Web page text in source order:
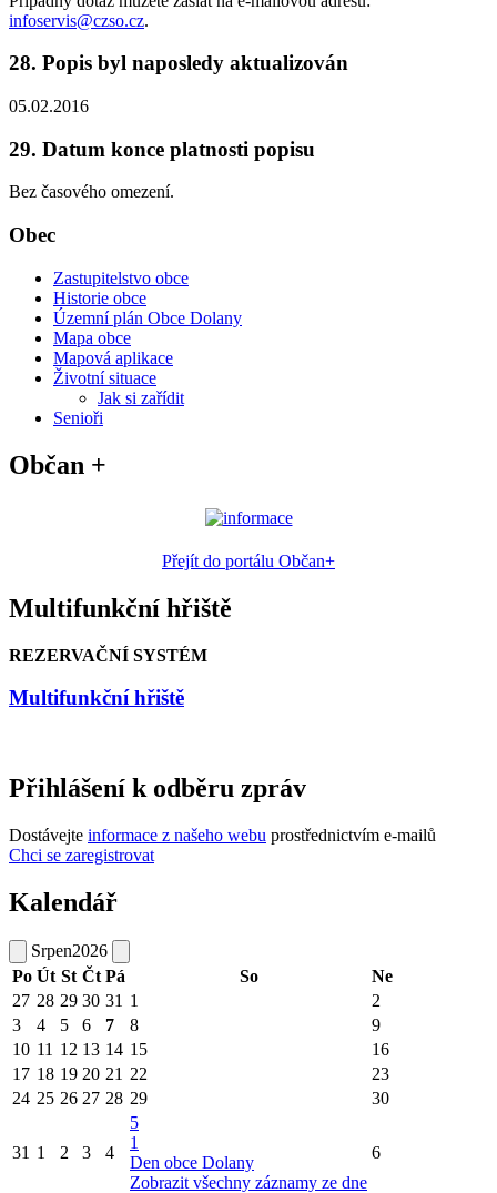
infoservis@czso.cz.
28. Popis byl naposledy aktualizován
05.02.2016
29. Datum konce platnosti popisu
Bez časového omezení.
Obec
Zastupitelstvo obce
Historie obce
Územní plán Obce Dolany
Mapa obce
Mapová aplikace
Životní situace
Jak si zařídit
Senioři
Občan +
Přejít do portálu Občan+
Multifunkční hřiště
REZERVAČNÍ SYSTÉM
Multifunkční hřiště
Přihlášení k odběru zpráv
Dostávejte informace z našeho webu prostřednictvím e-mailů
Chci se zaregistrovat
Kalendář
Srpen2026
Po Út St Čt Pá So
Ne
27 28 29 30 31 1
2
3
4 5 6 7 8
9
10 11 12 13 14 15
16
17 18 19 20 21 22
23
24 25 26 27 28 29 30
31 1 2 3 4
5
1
Den obce Dolany
Zobrazit všechny záznamy ze dne
6